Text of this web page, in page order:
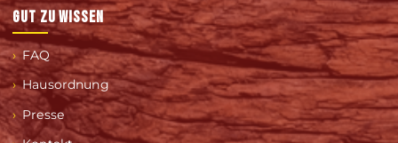
GUT ZU WISSEN
FAQ
Hausordnung
Presse